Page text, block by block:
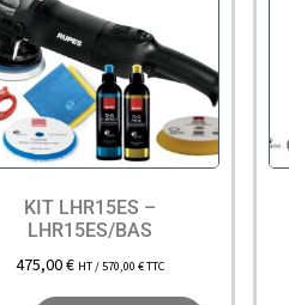
KIT LHR15ES –
LHR15ES/BAS
475,00€ HT /570,00 €TTC